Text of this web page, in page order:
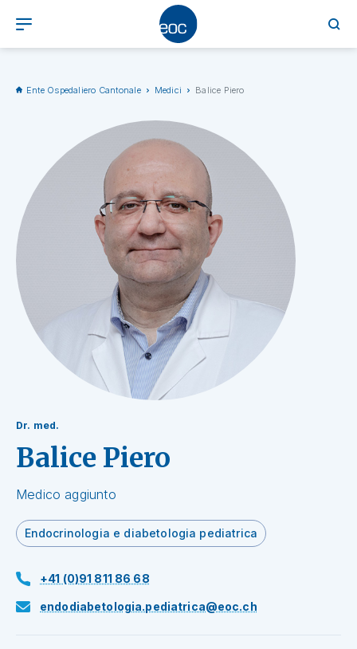
Ente Ospedaliero Cantonale Medici Balice Piero
Dr. med.
Balice Piero
Medico aggiunto
Endocrinologia e diabetologia pediatrica
+41 (0)91 811 86 68
endodiabetologia.pediatrica@eoc.ch